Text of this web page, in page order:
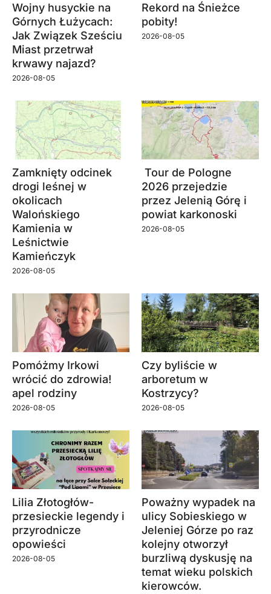
Wojny husyckie na
Górnych Łużycach:
Jak Związek Sześciu
Miast przetrwał
krwawy najazd?
2026-08-05
Rekord na Śnieżce
pobity!
2026-08-05
Zamknięty odcinek
drogi leśnej w
okolicach
Walońskiego
Kamienia w
Leśnictwie
Kamieńczyk
2026-08-05
Tour de Pologne
2026 przejedzie
przez Jelenią Górę i
powiat karkonoski
2026-08-05
Pomóżmy Irkowi
wrócić do zdrowia!
apel rodziny
2026-08-05
Czy byliście w
arboretum w
Kostrzycy?
2026-08-05
Lilia Złotogłów-
przesieckie legendy i
przyrodnicze
opowieści
2026-08-05
Poważny wypadek na
ulicy Sobieskiego w
Jeleniej Górze po raz
kolejny otworzył
burzliwą dyskusję na
temat wieku polskich
kierowców.